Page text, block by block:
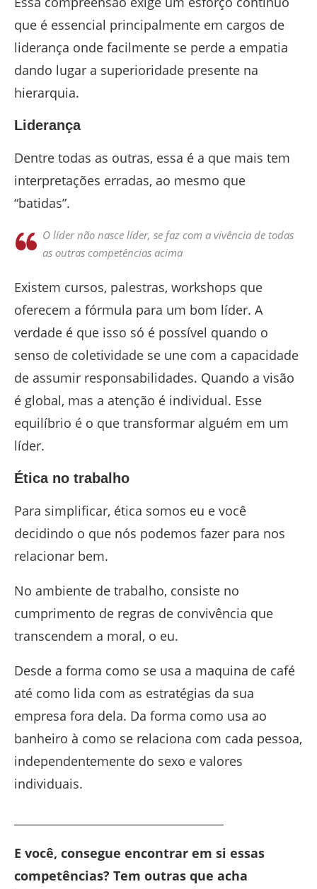
que é essencial principalmente em cargos de
liderança onde facilmente se perde a empatia
dando lugar a superioridade presente na
hierarquia.
Liderança
Dentre todas as outras, essa é a que mais tem
interpretações erradas, ao mesmo que
“batidas”.
O líder não nasce líder, se faz com a vivência de todas
as outras competências acima
Existem cursos, palestras, workshops que
oferecem a fórmula para um bom líder. A
verdade é que isso só é possível quando o
senso de coletividade se une com a capacidade
de assumir responsabilidades. Quando a visão
é global, mas a atenção é individual. Esse
equilíbrio é o que transformar alguém em um
líder.
Ética no trabalho
Para simplificar, ética somos eu e você
decidindo o que nós podemos fazer para nos
relacionar bem.
No ambiente de trabalho, consiste no
cumprimento de regras de convivência que
transcendem a moral, o eu.
Desde a forma como se usa a maquina de café
até como lida com as estratégias da sua
empresa fora dela. Da forma como usa ao
banheiro à como se relaciona com cada pessoa,
independentemente do sexo e valores
individuais.
E você, consegue encontrar em si essas
competências? Tem outras que acha